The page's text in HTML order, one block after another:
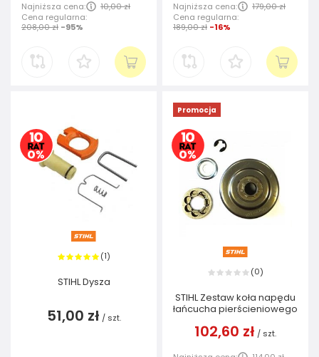
Najniższa cena:
10,00 zł
Cena regularna:
208,00 zł -95%
Najniższa cena:
179,00 zł
Cena regularna:
189,00 zł -16%
(1)
STIHL Dysza
51,00 zł / szt.
Promocja
(0)
STIHL Zestaw koła napędu
łańcucha pierścieniowego
102,60 zł / szt.